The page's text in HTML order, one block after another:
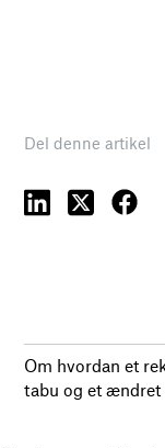
Del denne artikel
Om hvordan et
tabu og et ændret